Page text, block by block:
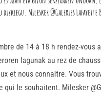
dizkiegu. Milesker @Galeries
de 14 à 18 h rendez-
lagunak au rez de
et nous connaitre. Vous
le souhaitent. Milesker